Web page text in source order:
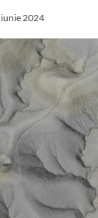
2024